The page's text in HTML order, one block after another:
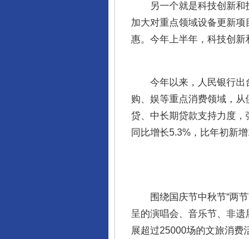
另一个就是科技创新和技
加大对重点领域设备更新
惠。今年上半年，科技创新
今年以来，人民银行出台
购、娱等重点消费领域，
贷、中长期贷款支持力度，
同比增长5.3%，比年初新
围绕国庆节中秋节“两节”
呈的演唱会、音乐节、非
展超过25000场的文旅消费